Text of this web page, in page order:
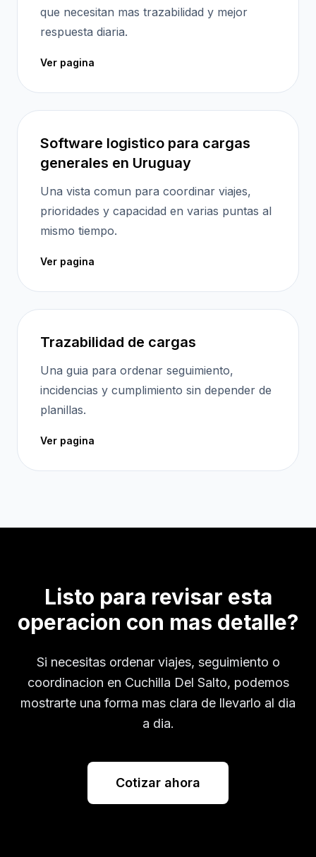
que necesitan mas trazabilidad y mejor
respuesta diaria.
Ver pagina
Software logistico para cargas
generales en Uruguay
Una vista comun para coordinar viajes,
prioridades y capacidad en varias puntas al
mismo tiempo.
Ver pagina
Trazabilidad de cargas
Una guia para ordenar seguimiento,
incidencias y cumplimiento sin depender de
planillas.
Ver pagina
Listo para revisar esta
operacion con mas detalle?
Si necesitas ordenar viajes, seguimiento o
coordinacion en Cuchilla Del Salto, podemos
mostrarte una forma mas clara de llevarlo al dia
a dia.
Cotizar ahora